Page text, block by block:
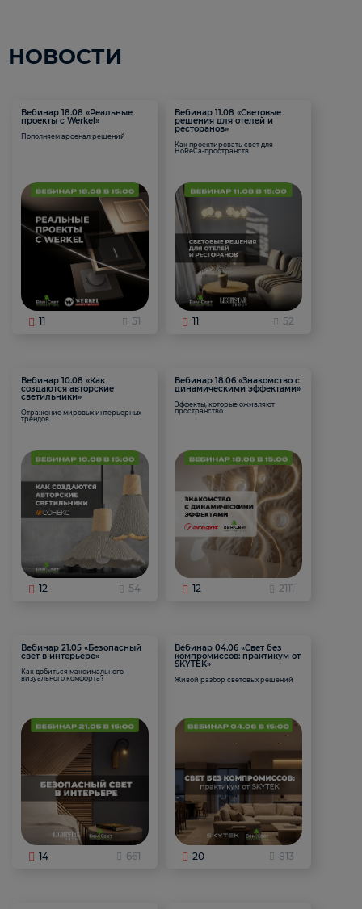
НОВОСТИ
Вебинар 18.08 «Реальные
проекты с Werkel»
Пополняем арсенал решений
11 51
Вебинар 11.08 «Световые
решения для отелей и
ресторанов»
Как проектировать свет для
HoReCa-пространств
11 52
Вебинар 10.08 «Как
создаются авторские
светильники»
Отражение мировых интерьерных
трендов
12 54
Вебинар 18.06 «Знакомство с
динамическими эффектами»
Эффекты, которые оживляют
пространство
12 2111
Вебинар 21.05 «Безопасный
свет в интерьере»
Как добиться максимального
визуального комфорта?
14 661
Вебинар 04.06 «Свет без
компромиссов: практикум от
SKYTEK»
Живой разбор световых решений
20 813